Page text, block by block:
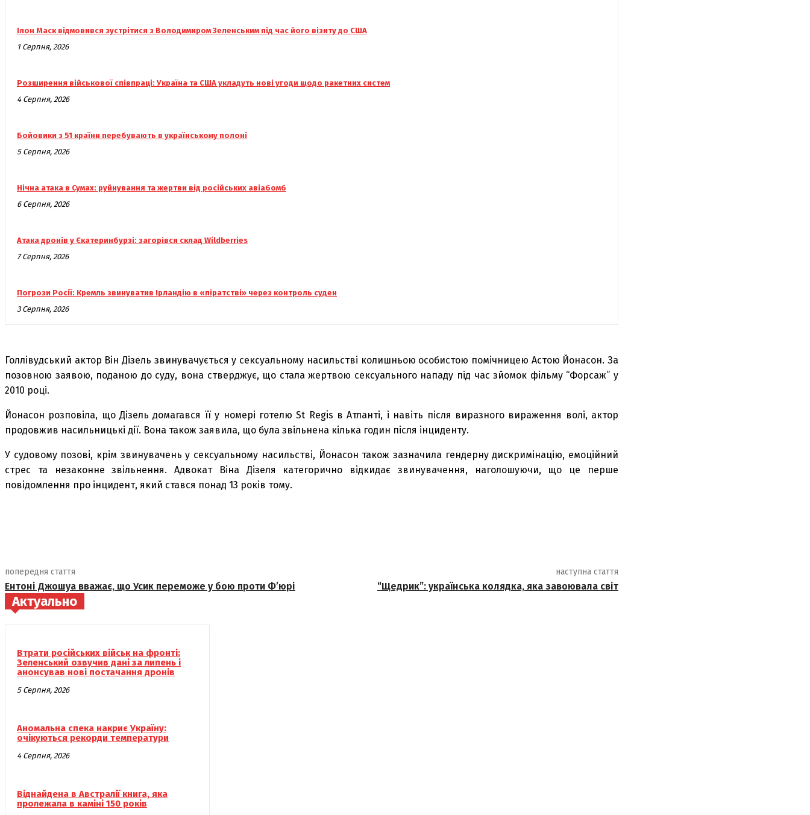
Ілон Маск відмовився зустрітися з Володимиром Зеленським під час його візиту до США
1 Серпня, 2026
Розширення військової співпраці: Україна та США укладуть нові угоди щодо ракетних систем
4 Серпня, 2026
Бойовики з 51 країни перебувають в українському полоні
5 Серпня, 2026
Нічна атака в Сумах: руйнування та жертви від російських авіабомб
6 Серпня, 2026
Атака дронів у Єкатеринбурзі: загорівся склад Wildberries
7 Серпня, 2026
Погрози Росії: Кремль звинуватив Ірландію в «піратстві» через контроль суден
3 Серпня, 2026
Голлівудський актор Він Дізель звинувачується у сексуальному насильстві колишньою особистою помічницею Астою Йонасон. За
позовною заявою, поданою до суду, вона стверджує, що стала жертвою сексуального нападу під час зйомок фільму “Форсаж” у
2010 році.
Йонасон розповіла, що Дізель домагався її у номері готелю St Regis в Атланті, і навіть після виразного вираження волі, актор
продовжив насильницькі дії. Вона також заявила, що була звільнена кілька годин після інциденту.
У судовому позові, крім звинувачень у сексуальному насильстві, Йонасон також зазначила гендерну дискримінацію, емоційний
стрес та незаконне звільнення. Адвокат Віна Дізеля категорично відкидає звинувачення, наголошуючи, що це перше
повідомлення про інцидент, який стався понад 13 років тому.
попередня стаття
Ентоні Джошуа вважає, що Усик переможе у бою проти Ф’юрі
наступна стаття
“Щедрик”: українська колядка, яка завоювала світ
Актуально
Втрати російських військ на фронті:
Зеленський озвучив дані за липень і
анонсував нові постачання дронів
5 Серпня, 2026
Аномальна спека накриє Україну:
очікуються рекорди температури
4 Серпня, 2026
Віднайдена в Австралії книга, яка
пролежала в каміні 150 років